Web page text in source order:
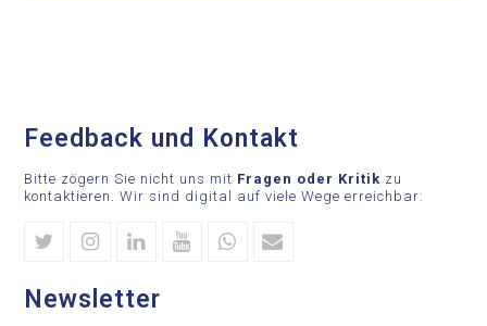
Feedback und Kontakt
Bitte zögern Sie nicht uns mit Fragen oder Kritik zu
kontaktieren. Wir sind digital auf viele Wege erreichbar:
TwitterInstagram
LinkedinYoutubeWhatsapp
Newsletter